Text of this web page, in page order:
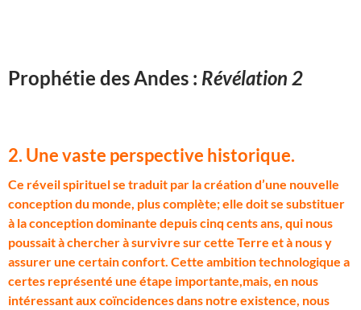
Prophétie des Andes : Révélation 2
2. Une vaste perspective historique.
Ce réveil spirituel se traduit par la création d’une nouvelle
conception du monde, plus complète; elle doit se substituer
à la conception dominante depuis cinq cents ans, qui nous
poussait à chercher à survivre sur cette Terre et à nous y
assurer une certain confort. Cette ambition technologique a
certes représenté une étape importante,mais, en nous
intéressant aux coïncidences dans notre existence, nous